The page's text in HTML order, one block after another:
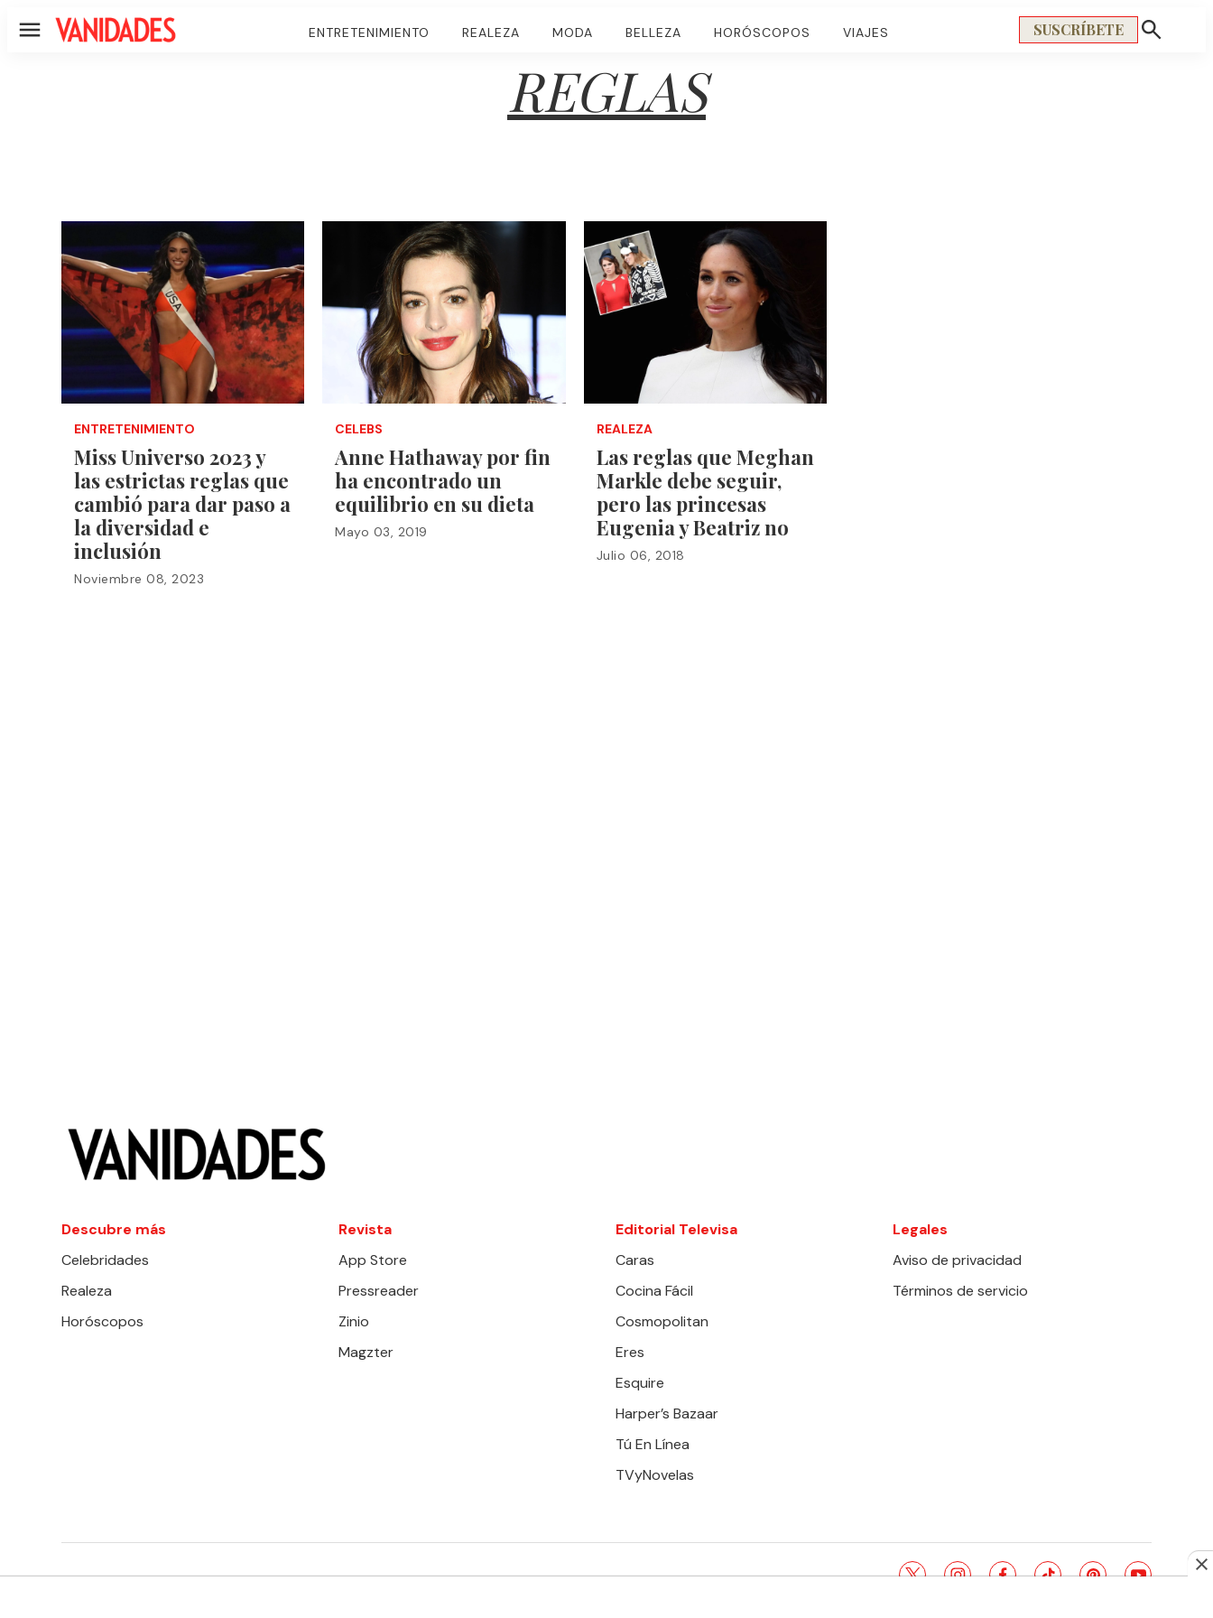
Menú ENTRETENIMIENTO REALEZA MODA BELLEZA HORÓSCOPOS VIAJES SUSCRÍBETE
Mostrar
REGLAS
ENTRETENIMIENTO
Miss Universo 2023 y
las estrictas reglas que
cambió para dar paso a
la diversidad e
inclusión
Noviembre 08, 2023
CELEBS
Anne Hathaway por fin
ha encontrado un
equilibrio en su dieta
Mayo 03, 2019
REALEZA
Las reglas que Meghan
Markle debe seguir,
pero las princesas
Eugenia y Beatriz no
Julio 06, 2018
Descubre más
Celebridades
Realeza
Horóscopos
Revista
App Store
Pressreader
Zinio
Magzter
Editorial Televisa
Caras
Cocina Fácil
Cosmopolitan
Eres
Esquire
Harper’s Bazaar
Tú En Línea
TVyNovelas
Legales
Aviso de privacidad
Términos de servicio
EDITORIAL TELEVISA S.A. DE C.V. TODOS LOS DERECHOS RESERVADOS. TBG - EDITORIAL TELEVISA - LIFESTYLES twitterinstagramfacebooktiktokpinterestyoutube